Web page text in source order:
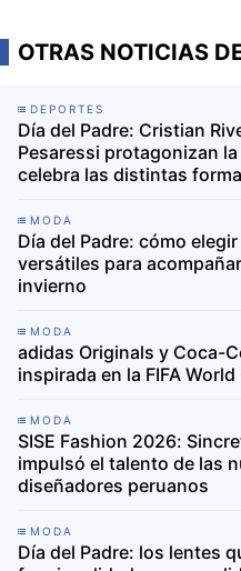
OTRAS NOTICIAS
DEPORTES
Día del Padre: Cristian
Pesaressi protagonizan
celebra las distintas
MODA
Día del Padre: cómo
versátiles para
invierno
MODA
adidas Originals y Coca-
inspirada en la FIFA
MODA
SISE Fashion 2026:
impulsó el talento de las
diseñadores peruanos
MODA
Día del Padre: los lentes